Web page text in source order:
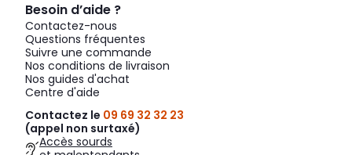
Besoin d’aide ?
Contactez-nous
Questions fréquentes
Suivre une commande
Nos conditions de livraison
Nos guides d'achat
Centre d'aide
Contactez le 09 69 32 32 23
(appel non surtaxé)
Accès sourds